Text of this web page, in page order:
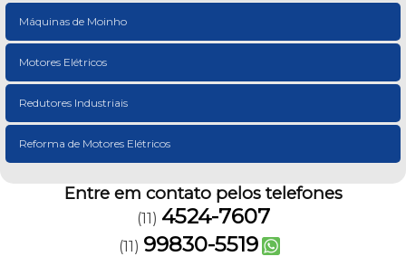
Máquinas de Moinho
Motores Elétricos
Redutores Industriais
Reforma de Motores Elétricos
Entre em contato pelos telefones
(11) 4524-7607
(11) 99830-5519